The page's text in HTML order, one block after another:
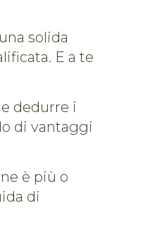
solida
E a te
dedurre i
di vantaggi
è più o
di